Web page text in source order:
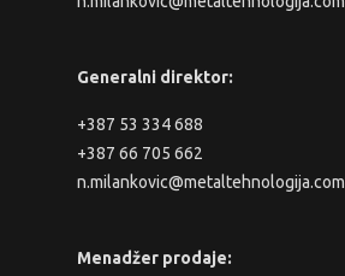
Generalni direktor:
+387 53 334 688
+387 66 705 662
n.milankovic@metaltehnologija.com
Menadžer prodaje: